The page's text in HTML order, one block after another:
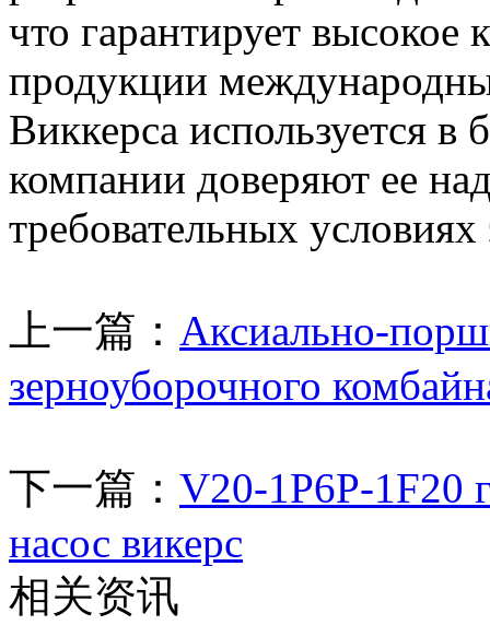
что гарантирует высокое
продукции
Виккерса используется в
компании доверяют ее
требовательных условиях
上一篇： Аксиально-
зерноуборочного
下一篇： V20-1P6P-1F20
насос викерс
相关资讯